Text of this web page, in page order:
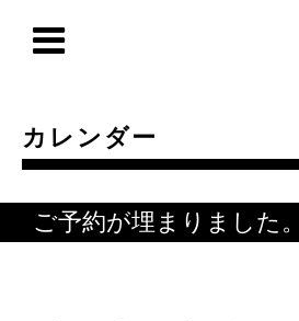
カレンダー
ご予約が埋まりました。